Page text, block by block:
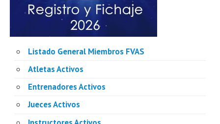
Listado General Miembros FVAS
Atletas Activos
Entrenadores Activos
Jueces Activos